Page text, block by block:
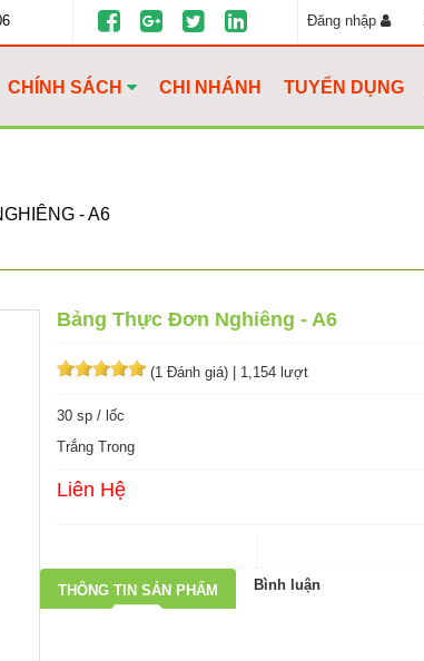
Đăng nhập
CHÍNH SÁCH CHI NHÁNH TUYỂN DỤNG
- A6
Bảng Thực Đơn Nghiêng - A6
(1 Đánh giá) | 1,154 lượt
30 sp / lốc
Trắng Trong
Liên Hệ
THÔNG TIN SẢN PHẨM Bình luận